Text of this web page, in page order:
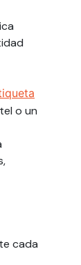
o un
cada